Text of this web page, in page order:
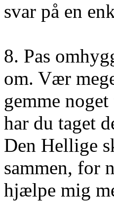
svar på en
8. Pas
om. Vær
gemme
har du taget
Den Hellige
sammen, for
hjælpe mig